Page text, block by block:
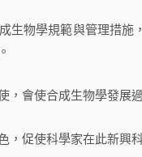
生物學規範與管理措
，會使合成生物學發展
，促使科學家在此新興